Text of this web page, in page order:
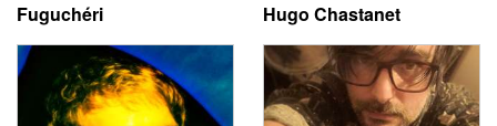
Fuguchéri Hugo Chastanet